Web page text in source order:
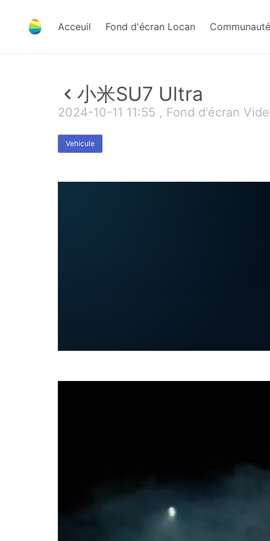
Acceuil Fond d'écran Locan
小米SU7 Ultra
2024-10-11 11:55 , Fond d'écran
Vehicule